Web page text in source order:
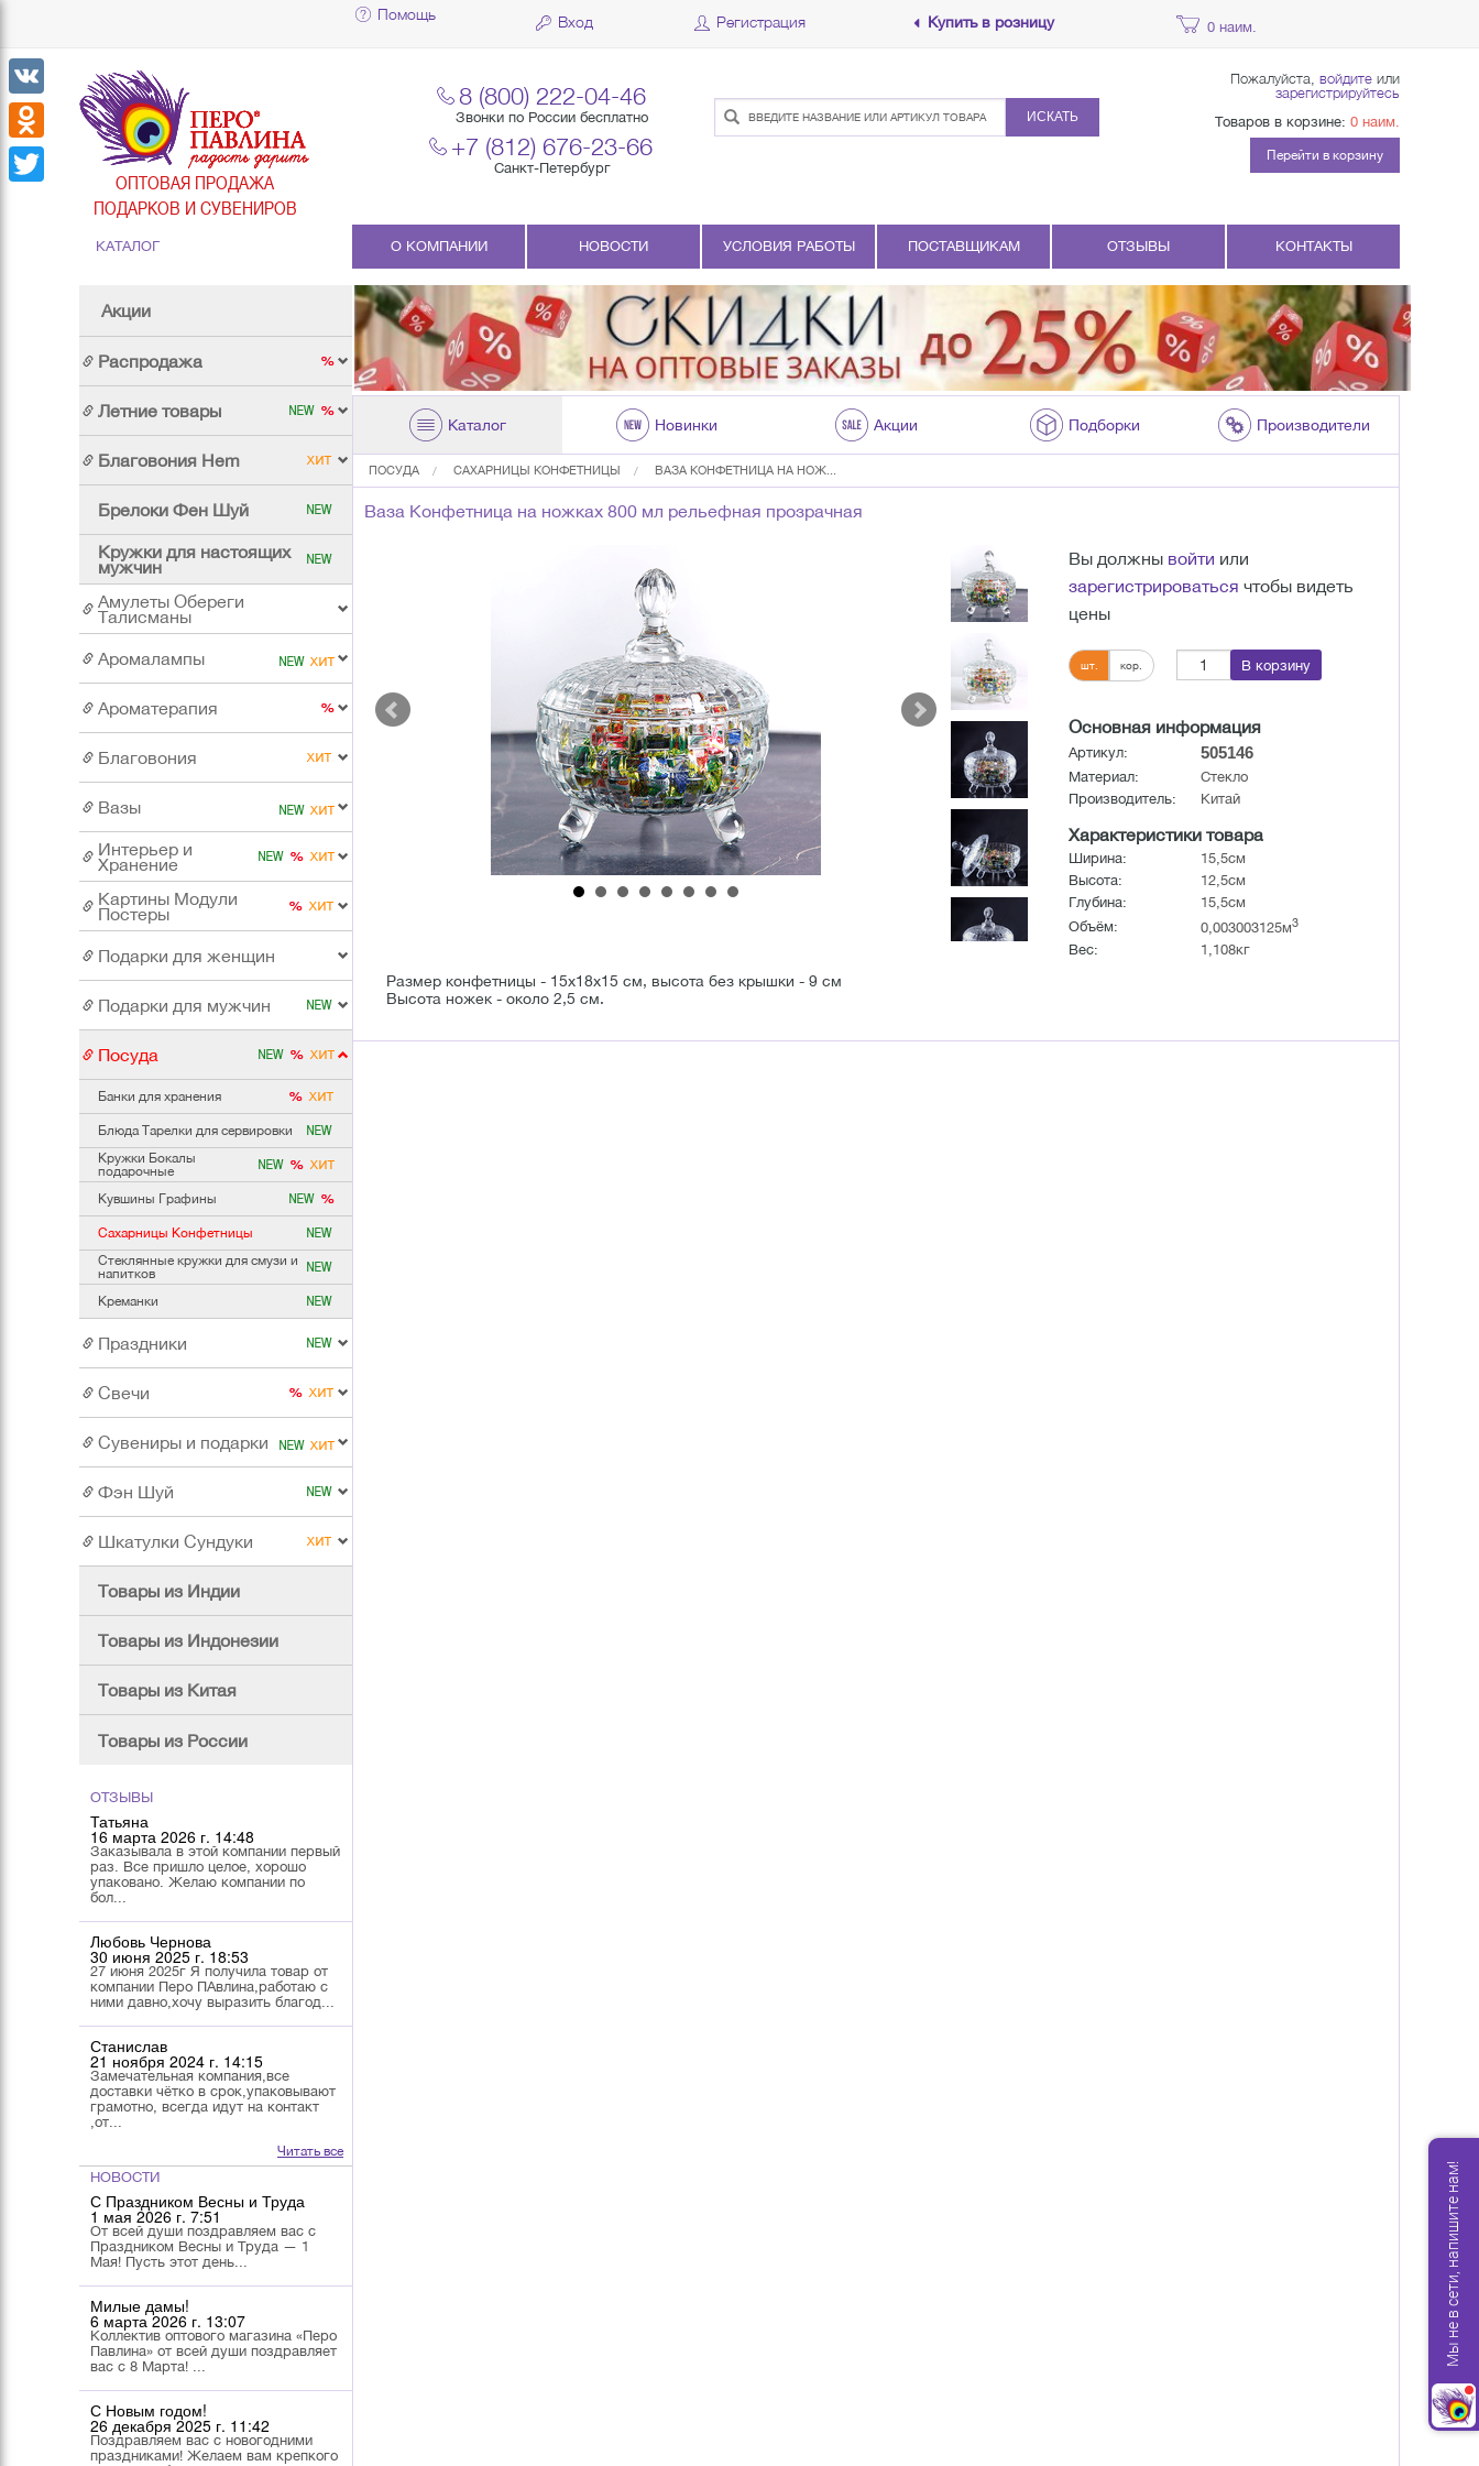
Помощь Вход Регистрация Купить в розницу 0 наим.
ОПТОВАЯ ПРОДАЖА
ПОДАРКОВ И СУВЕНИРОВ
8 (800) 222-04-46
Звонки по России бесплатно
+7 (812) 676-23-66
Санкт-Петербург
ИСКАТЬ
Пожалуйста, войдите или
зарегистрируйтесь
Товаров в корзине: 0 наим.
Перейти в корзину
КАТАЛОГ
Акции
Распродажа
Летние товары
Благовония Hem
Брелоки Фен Шуй
Кружки для настоящих
мужчин
Амулеты Обереги
Талисманы
Аромалампы
Ароматерапия
Благовония
Вазы
Интерьер и
Хранение
Картины Модули
Постеры
Подарки для женщин
Подарки для мужчин
Посуда
Банки для хранения
Блюда Тарелки для сервировки
Кружки Бокалы
подарочные
Кувшины Графины
Сахарницы Конфетницы
Стеклянные кружки для смузи и
напитков
Креманки
Праздники
Свечи
Сувениры и подарки
Фэн Шуй
Шкатулки Сундуки
Товары из Индии
Товары из Индонезии
Товары из Китая
Товары из России
ОТЗЫВЫ
Татьяна
16 марта 2026 г. 14:48
Заказывала в этой компании первый
раз. Все пришло целое, хорошо
упаковано. Желаю компании по
бол...
Любовь Чернова
30 июня 2025 г. 18:53
27 июня 2025г Я получила товар от
компании Перо ПАвлина,работаю с
ними давно,хочу выразить благод...
Станислав
21 ноября 2024 г. 14:15
Замечательная компания,все
доставки чётко в срок,упаковывают
грамотно, всегда идут на контакт
,от...
Читать все
НОВОСТИ
С Праздником Весны и Труда
1 мая 2026 г. 7:51
От всей души поздравляем вас с
Праздником Весны и Труда — 1
Мая! Пусть этот день...
Милые дамы!
6 марта 2026 г. 13:07
Коллектив оптового магазина «Перо
Павлина» от всей души поздравляет
вас с 8 Марта! ...
С Новым годом!
26 декабря 2025 г. 11:42
Поздравляем вас с новогодними
праздниками! Желаем вам крепкого
О КОМПАНИИ НОВОСТИ УСЛОВИЯ РАБОТЫ ПОСТАВЩИКАМ ОТЗЫВЫ КОНТАКТЫ
Каталог Новинки Акции Подборки Производители
ПОСУДА САХАРНИЦЫ КОНФЕТНИЦЫ ВАЗА КОНФЕТНИЦА НА НОЖ...
Ваза Конфетница на ножках 800 мл рельефная прозрачная
Вы должны войти или
зарегистрироваться чтобы видеть
цены
шт. кор. В корзину
Основная информация
Артикул: 505146
Материал:
Стекло
Производитель:
Китай
Характеристики товара
Ширина:
15,5см
Высота:
12,5см
Глубина:
15,5см
Объём:
0,003003125м3
Вес: 1,108кг
Размер конфетницы - 15х18х15 см, высота без крышки - 9 см
Высота ножек - около 2,5 см.
VK
Odnoklassniki
Мы не в сети, напишите нам!